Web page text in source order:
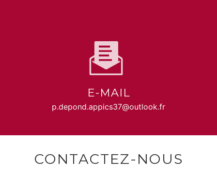
E-MAIL
p.depond.appics37@outlook.fr
CONTACTEZ-NOUS